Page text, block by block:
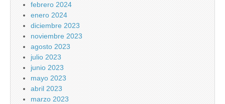
febrero 2024
enero 2024
diciembre 2023
noviembre 2023
agosto 2023
julio 2023
junio 2023
mayo 2023
abril 2023
marzo 2023